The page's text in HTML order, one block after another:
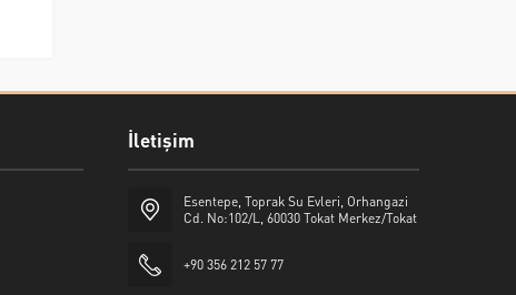
İletişim
Esentepe, Toprak Su Evleri, Orhangazi
Cd. No:102/L, 60030 Tokat Merkez/Tokat
+90 356 212 57 77